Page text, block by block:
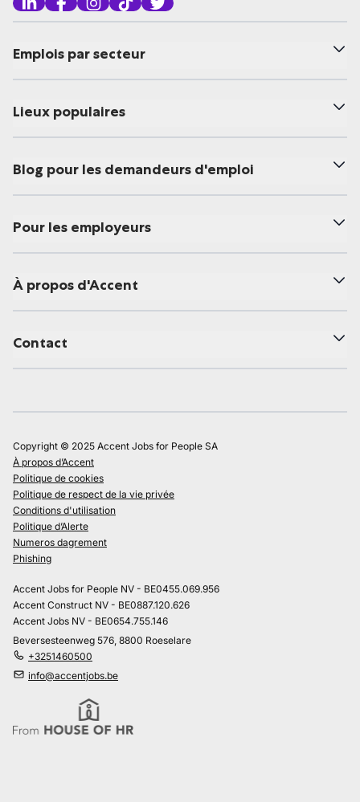
Emplois par secteur
Lieux populaires
Blog pour les demandeurs d'emploi
Pour les employeurs
À propos d'Accent
Contact
Copyright © 2025 Accent Jobs for People SA
À propos d’Accent
Politique de cookies
Politique de respect de la vie privée
Conditions d'utilisation
Politique d’Alerte
Numeros dagrement
Phishing
Accent Jobs for People NV - BE0455.069.956
Accent Construct NV - BE0887.120.626
Accent Jobs NV - BE0654.755.146
Beversesteenweg 576, 8800 Roeselare
+3251460500
info@accentjobs.be